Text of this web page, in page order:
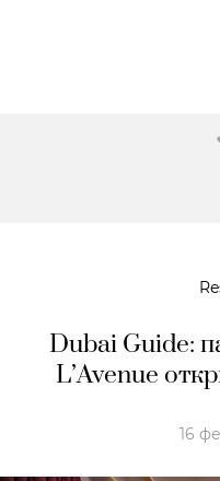
Dubai Guide:
L’Avenue
16